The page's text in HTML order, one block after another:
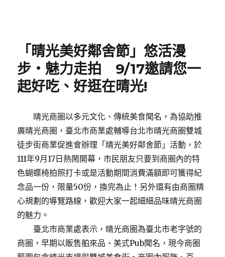
「晴光美好鄰舍節」悠活漫
步‧魅力走拍 9/17邀請您一
起好吃、好逛在晴光!
晴光商圈以多元文化、傳統美食聞名，為協助推
廣晴光商圈，臺北市商業處輔導台北市晴光商圈雙城
徒步街商業促進會辦理「晴光美好鄰舍節」活動，於
111年9月17日熱鬧開幕，市民朋友只要到商圈內的特
色蝴蝶椅拍照打卡或是活動期間消費滿額即可獲得紀
念品一份，限量50份，換完為止！另外還有由商圈精
心規劃的導覽路線，歡迎大家一起細細品味晴光商圈
的魅力。
臺北市商業處表示，晴光商圈為臺北市老字號的
商圈，早期以販售舶來品、美式Pub聞名，現今商圈